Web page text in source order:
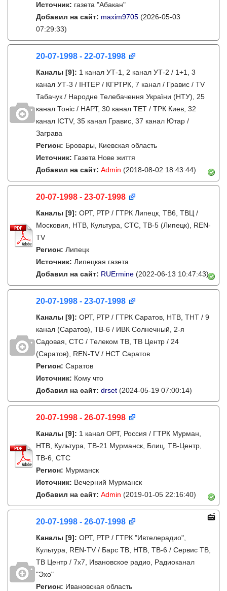
Источник: газета "Абакан"
Добавил на сайт: maxim9705 (2026-05-03
07:29:33)
20-07-1998 - 22-07-1998
Каналы [9]: 1 канал УТ-1, 2 канал УТ-2 / 1+1, 3
канал УТ-3 / IНТЕР / КГРТРК, 7 канал / Гравис / TV
Табачук / Народне Телебачення України (НТУ), 25
канал Тонiс / НАРТ, 30 канал ТЕТ / ТРК Киев, 32
канал ICTV, 35 канал Гравис, 37 канал Ютар /
Заграва
Регион: Бровары, Киевская область
Источник: Газета Нове життя
Добавил на сайт: Admin (2018-08-02 18:43:44)
20-07-1998 - 23-07-1998
Каналы [9]: ОРТ, РТР / ГТРК Липецк, ТВ6, ТВЦ /
Московия, НТВ, Культура, СТС, ТВ-5 (Липецк), REN-
TV
Регион: Липецк
Источник: Липецкая газета
Добавил на сайт: RUErmine (2022-06-13 10:47:43)
20-07-1998 - 23-07-1998
Каналы [9]: ОРТ, РТР / ГТРК Саратов, НТВ, ТНТ / 9
канал (Саратов), ТВ-6 / ИВК Солнечный, 2-я
Садовая, СТС / Телеком ТВ, ТВ Центр / 24
(Саратов), REN-TV / НСТ Саратов
Регион: Саратов
Источник: Кому что
Добавил на сайт: drset (2024-05-19 07:00:14)
20-07-1998 - 26-07-1998
Каналы [9]: 1 канал ОРТ, Россия / ГТРК Мурман,
НТВ, Культура, ТВ-21 Мурманск, Блиц, ТВ-Центр,
ТВ-6, СТС
Регион: Мурманск
Источник: Вечерний Мурманск
Добавил на сайт: Admin (2019-01-05 22:16:40)
20-07-1998 - 26-07-1998
Каналы [9]: ОРТ, РТР / ГТРК "Ивтелерадио",
Культура, REN-TV / Барс ТВ, НТВ, ТВ-6 / Сервис ТВ,
ТВ Центр / 7х7, Ивановское радио, Радиоканал
"Эхо"
Регион: Ивановская область